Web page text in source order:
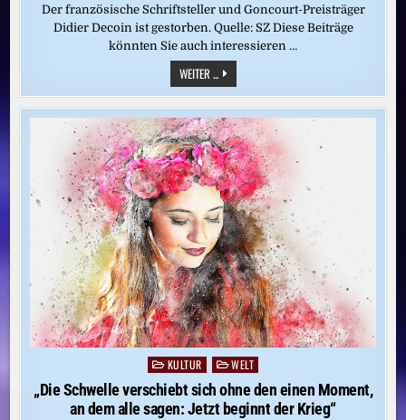
Der französische Schriftsteller und Goncourt-Preisträger
Didier Decoin ist gestorben. Quelle: SZ Diese Beiträge
könnten Sie auch interessieren …
WEITER ...AUTOR
DIDIER
DECOIN
IST
TOT:
DER
MEISTER
DER
HÖLLE
Posted
in
KULTUR WELT
„Die Schwelle verschiebt sich ohne den einen Moment,
an dem alle sagen: Jetzt beginnt der Krieg“